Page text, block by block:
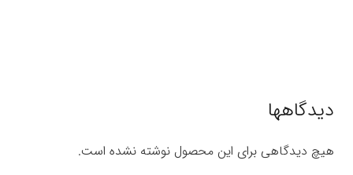
دیدگاهها
هیچ دیدگاهی برای این محصول نوشته نشده است.